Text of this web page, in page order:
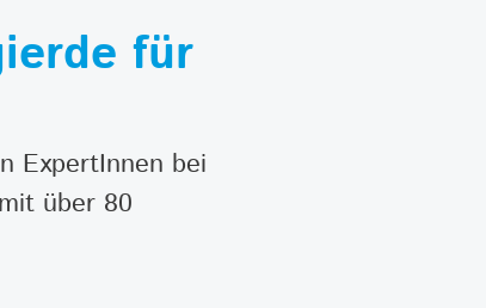
für
ExpertInnen bei
über 80